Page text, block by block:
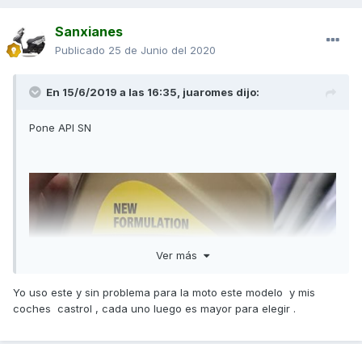
Sanxianes
Publicado 25 de Junio del 2020
En 15/6/2019 a las 16:35, juaromes dijo:
Pone API SN
Ver más
Yo uso este y sin problema para la moto este modelo y mis
coches castrol , cada uno luego es mayor para elegir .